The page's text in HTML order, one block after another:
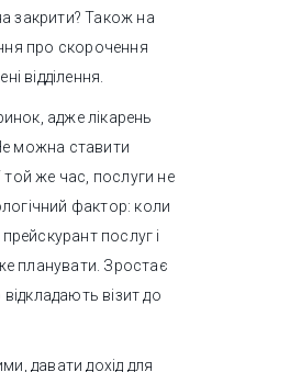
закрити? Також на
про скорочення
відділення.
адже лікарень
можна ставити
той же час, послуги не
фактор: коли
послуг і
планувати. Зростає
візит до
давати дохід для